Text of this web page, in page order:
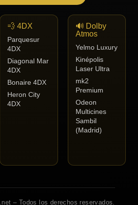
💨 4DX
Parquesur
4DX
Diagonal Mar
4DX
Bonaire 4DX
Heron City
4DX
🔊 Dolby
Atmos
Yelmo Luxury
Kinépolis
Laser Ultra
mk2
Premium
Odeon
Multicines
Sambil
(Madrid)
– Todos los derechos reservados.